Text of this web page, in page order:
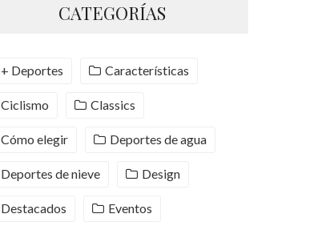
CATEGORÍAS
+ Deportes Características
Ciclismo Classics
Cómo elegir Deportes de agua
Deportes de nieve Design
Destacados Eventos